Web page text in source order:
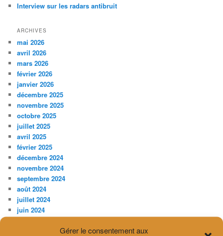
Gérer le consentement aux
Interview sur les radars antibruit
ARCHIVES
mai 2026
avril 2026
mars 2026
février 2026
janvier 2026
décembre 2025
novembre 2025
octobre 2025
juillet 2025
avril 2025
février 2025
décembre 2024
novembre 2024
septembre 2024
août 2024
juillet 2024
juin 2024